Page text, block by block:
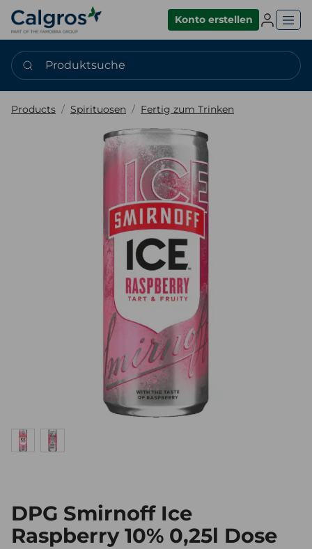
Konto erstellen
Produktsuche
Products Spirituosen Fertig zum Trinken
DPG Smirnoff Ice
Raspberry 10% 0,25l Dose